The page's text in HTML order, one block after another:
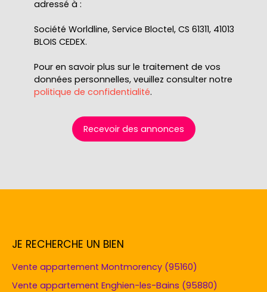
adressé à :
Société Worldline, Service Bloctel, CS 61311, 41013
BLOIS CEDEX.
Pour en savoir plus sur le traitement de vos
données personnelles, veuillez consulter notre
politique de confidentialité.
Recevoir des annonces
JE RECHERCHE UN BIEN
Vente appartement Montmorency (95160)
Vente appartement Enghien-les-Bains (95880)